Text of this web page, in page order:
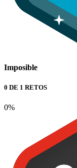
Imposible
0 DE 1 RETOS
0%